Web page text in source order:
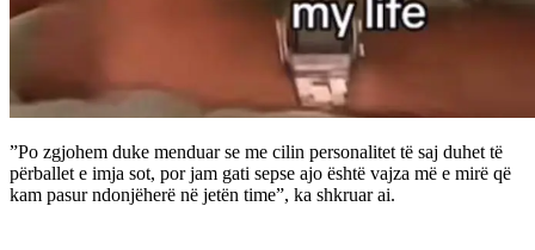
”Po zgjohem duke menduar se me cilin personalitet të saj duhet të
përballet e imja sot, por jam gati sepse ajo është vajza më e mirë që
kam pasur ndonjëherë në jetën time”, ka shkruar ai.